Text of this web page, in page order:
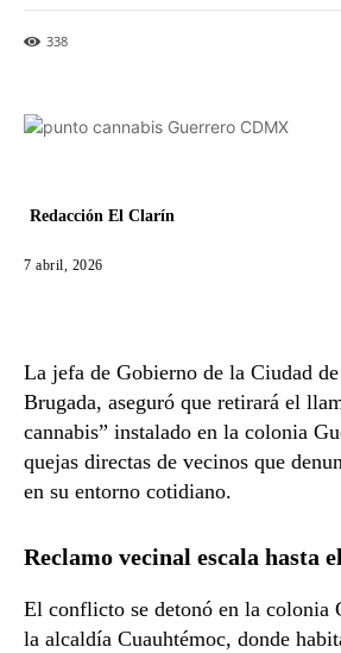
338
Redacción El Clarín
7 abril, 2026
La jefa de Gobierno de la Ciudad
Brugada, aseguró que retirará el
cannabis” instalado en la colonia
quejas directas de vecinos que
en su entorno cotidiano.
Reclamo vecinal escala hasta
El conflicto se detonó en la colonia
la alcaldía Cuauhtémoc, donde